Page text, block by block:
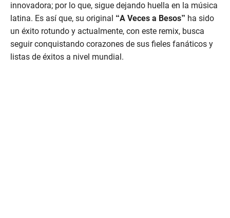
innovadora; por lo que, sigue dejando huella en la música
latina. Es así que, su original “A Veces a Besos” ha sido
un éxito rotundo y actualmente, con este remix, busca
seguir conquistando corazones de sus fieles fanáticos y
listas de éxitos a nivel mundial.